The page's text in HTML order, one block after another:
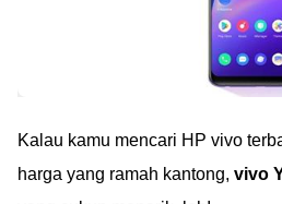
Kalau kamu mencari HP vivo
harga yang ramah kantong, vivo